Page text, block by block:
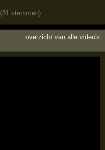
(31 stemmen)
overzicht van alle video's